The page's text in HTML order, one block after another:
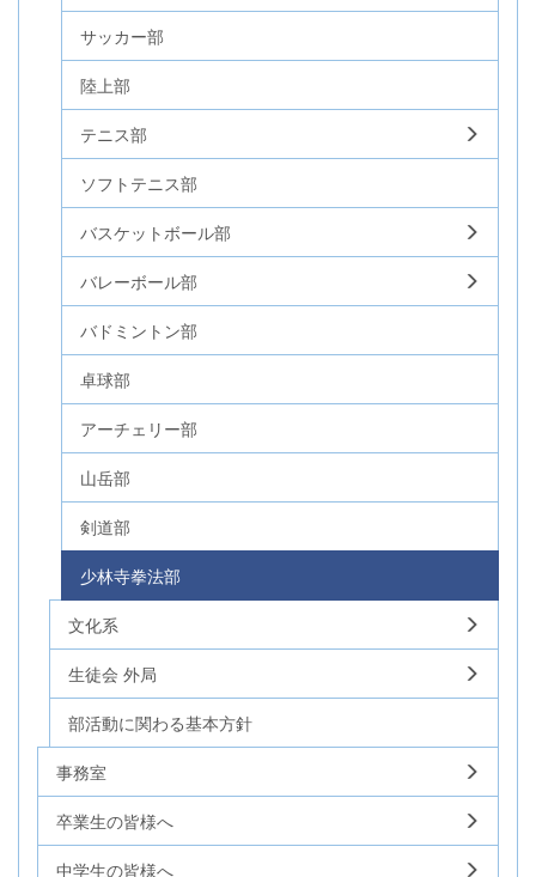
サッカー部
陸上部
テニス部
ソフトテニス部
バスケットボール部
バレーボール部
バドミントン部
卓球部
アーチェリー部
山岳部
剣道部
少林寺拳法部
文化系
生徒会 外局
部活動に関わる基本方針
事務室
卒業生の皆様へ
中学生の皆様へ